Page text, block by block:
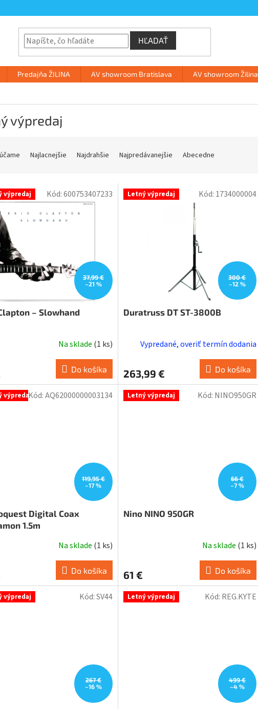
HĽADAŤ
Predajňa ŽILINA AV showroom Bratislava AV showroom Žilina
výpredaj
Najlacnejšie Najdrahšie Najpredávanejšie Abecedne
výpredaj
37,99 €
–21 %
– Slowhand
Na sklade (1 ks)
Do košíka
Kód:600753407233 Letný výpredaj
300 €
–12 %
Duratruss DT ST-3800B
Vypredané, overiť termín dodania
263,99 € Do košíka
Kód: 1734000004
výpredaj
119,95 €
–17 %
Digital Coax
1.5m
Na sklade (1 ks)
Do košíka
Kód:AQ62000000003134 Letný výpredaj
66 €
–7 %
Nino NINO 950GR
Na sklade (1 ks)
61 € Do košíka
Kód: NINO950GR
výpredaj
267 €
–16 %
Kód:SV44 Letný výpredaj
499 €
–4 %
Kód: REG.KYTE